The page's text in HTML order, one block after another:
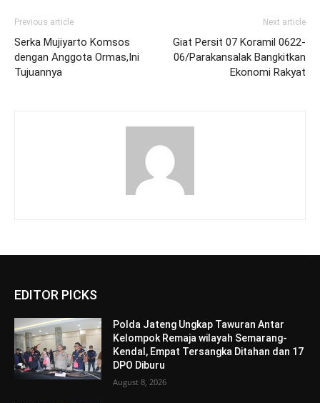
Previous article
Serka Mujiyarto Komsos
dengan Anggota Ormas,Ini
Tujuannya
Next article
Giat Persit 07 Koramil 0622-
06/Parakansalak Bangkitkan
Ekonomi Rakyat
EDITOR PICKS
Polda Jateng Ungkap Tawuran Antar
Kelompok Remaja wilayah Semarang-
Kendal, Empat Tersangka Ditahan dan 17
DPO Diburu
August 8, 2026